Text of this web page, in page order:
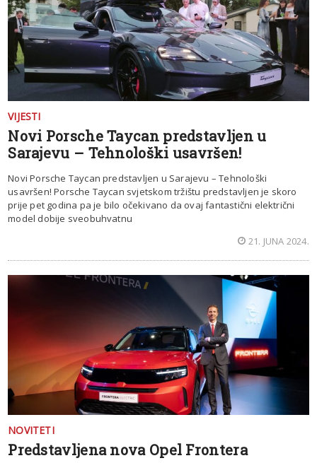
VIJESTI
Novi Porsche Taycan predstavljen u
Sarajevu – Tehnološki usavršen!
Novi Porsche Taycan predstavljen u Sarajevu – Tehnološki
usavršen! Porsche Taycan svjetskom tržištu predstavljen je skoro
prije pet godina pa je bilo očekivano da ovaj fantastični električni
model dobije sveobuhvatnu
21. JUNA 2024.
NOVITETI
Predstavljena nova Opel Frontera